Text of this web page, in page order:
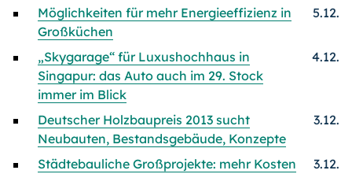
Möglichkeiten für mehr Energieeffizienz in
Großküchen
5.12.
„Skygarage“ für Luxushochhaus in
Singapur: das Auto auch im 29. Stock
immer im Blick
4.12.
Deutscher Holzbaupreis 2013 sucht
Neubauten, Bestandsgebäude, Konzepte
3.12.
Städtebauliche Großprojekte: mehr Kosten
3.12.